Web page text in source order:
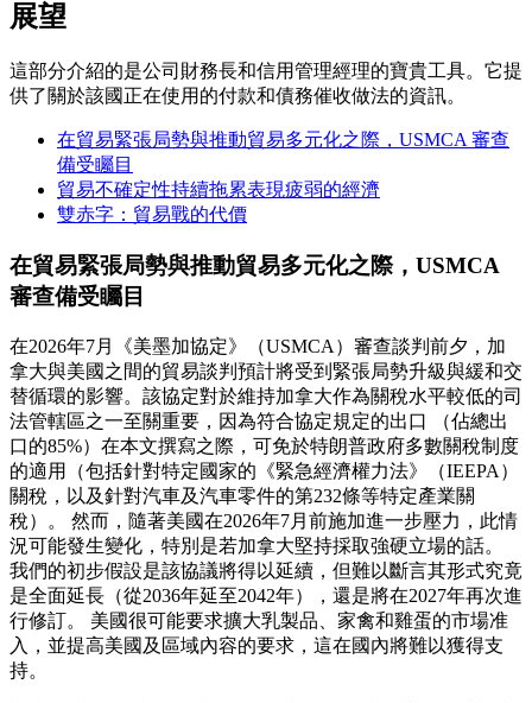
展望
這部分介紹的是公司財務長和信用管理經理的寶貴工具。它提
供了關於該國正在使用的付款和債務催收做法的資訊。
在貿易緊張局勢與推動貿易多元化之際，USMCA 審查
備受矚目
貿易不確定性持續拖累表現疲弱的經濟
雙赤字：貿易戰的代價
在貿易緊張局勢與推動貿易多元化之際，USMCA
審查備受矚目
在2026年7月《美墨加協定》（USMCA）審查談判前夕，加
拿大與美國之間的貿易談判預計將受到緊張局勢升級與緩和交
替循環的影響。該協定對於維持加拿大作為關稅水平較低的司
法管轄區之一至關重要，因為符合協定規定的出口 （佔總出
口的85%）在本文撰寫之際，可免於特朗普政府多數關稅制度
的適用（包括針對特定國家的《緊急經濟權力法》（IEEPA）
關稅，以及針對汽車及汽車零件的第232條等特定產業關
稅）。 然而，隨著美國在2026年7月前施加進一步壓力，此情
況可能發生變化，特別是若加拿大堅持採取強硬立場的話。
我們的初步假設是該協議將得以延續，但難以斷言其形式究竟
是全面延長（從2036年延至2042年），還是將在2027年再次進
行修訂。 美國很可能要求擴大乳製品、家禽和雞蛋的市場准
入，並提高美國及區域內容的要求，這在國內將難以獲得支
持。